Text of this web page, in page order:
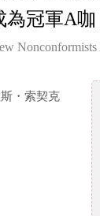
為冠軍A咖
・索契克